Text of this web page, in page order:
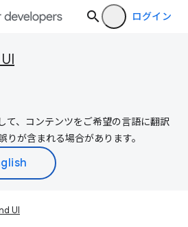
ログイン
て、コンテンツをご希望の言語に翻訳
りが含まれる場合があります。
UI